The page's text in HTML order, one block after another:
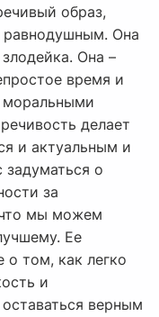
образ,
равнодушным. Она
Она –
время и
делает
и актуальным и
задуматься о
за
мы можем
Ее
о том, как легко
и
верным